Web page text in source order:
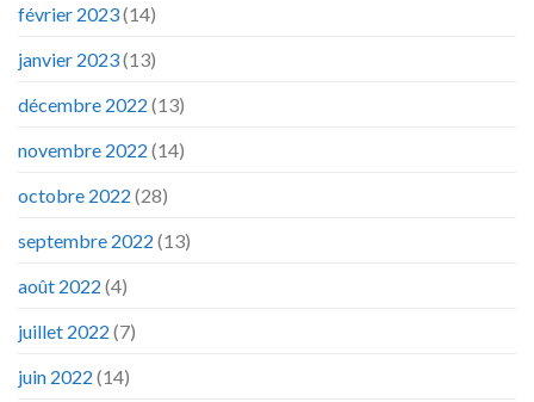
février 2023(14)
janvier 2023(13)
décembre 2022 (13)
novembre 2022 (14)
octobre 2022 (28)
septembre 2022 (13)
août 2022 (4)
juillet 2022 (7)
juin 2022 (14)